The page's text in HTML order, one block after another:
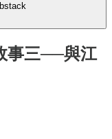
事三──與江